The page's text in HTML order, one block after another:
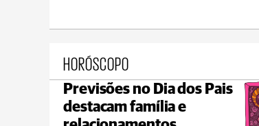
HORÓSCOPO
Previsões no Dia dos Pais
destacam família ePonta Grossa
max 20°C min